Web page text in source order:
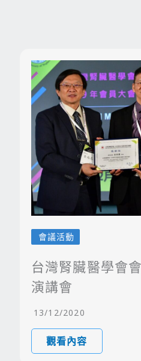
會議活動
台灣腎臟醫學會
演講會
13/12/2020
觀看內容